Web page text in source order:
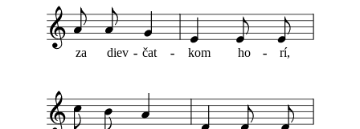
za diev čat kom ho rí,
- - -
- - -